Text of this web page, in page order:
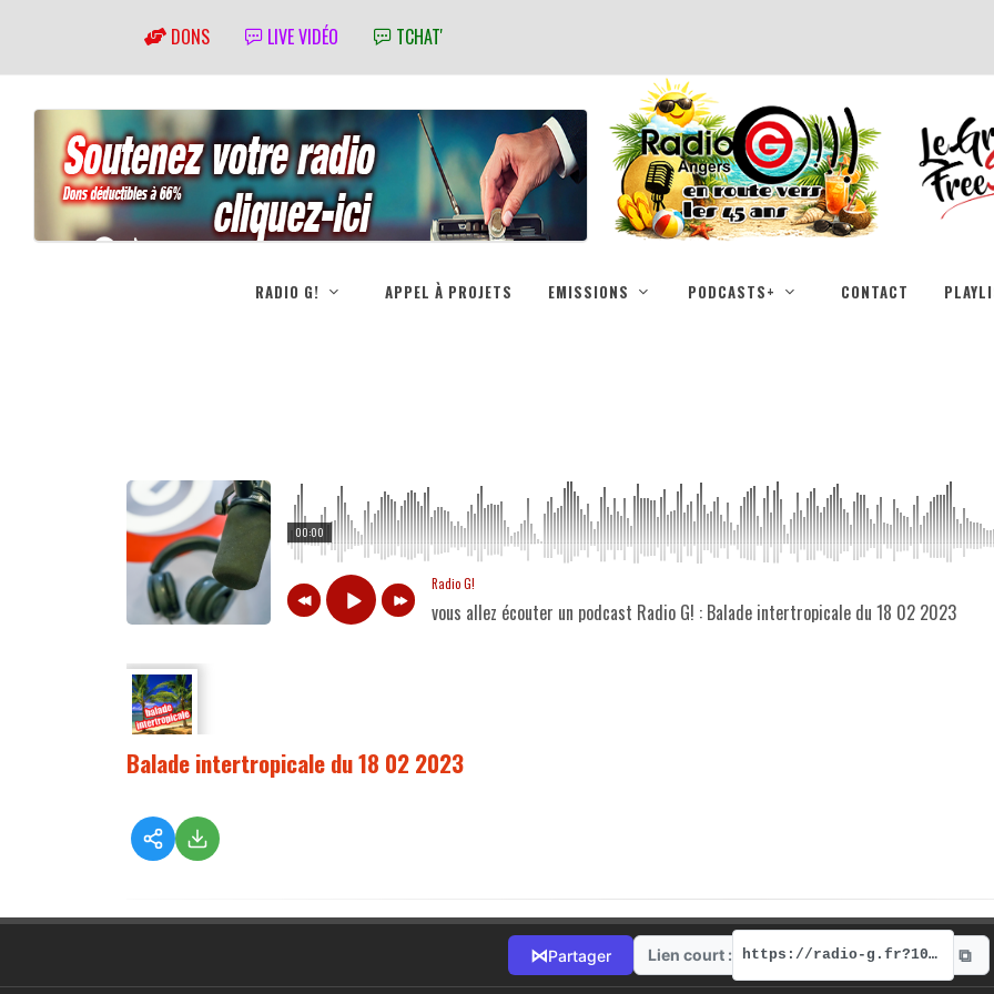
DONS LIVE VIDÉO TCHAT'
RADIO G! APPEL À PROJETS EMISSIONS PODCASTS+ CONTACT
00:00
Radio G!
vous allez écouter un podcast Radio G! : Balade intertropicale du 18 02 2023
Balade intertropicale du 18 02 2023
⋈Partager Lien court : https://radio-g.fr?10895 ⧉